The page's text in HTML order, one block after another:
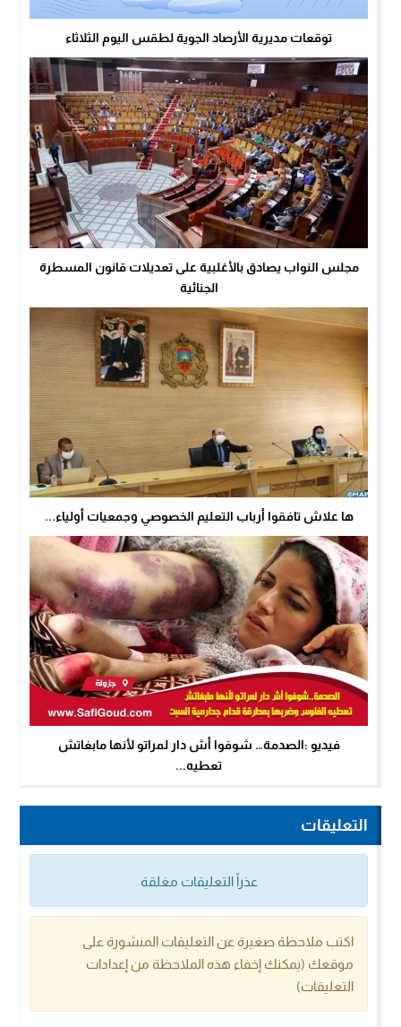
توقعات مديرية الأرصاد الجوية لطقس اليوم الثلاثاء
مجلس النواب يصادق بالأغلبية على تعديلات قانون المسطرة
الجنائية
ها علاش تافقوا أرباب التعليم الخصوصي وجمعيات أولياء...
فيديو :الصدمة… شوفوا أش دار لمراتو لأنها مابغاتش
تعطيه...
التعليقات
عذراً التعليقات مغلقة
اكتب ملاحظة صغيرة عن التعليقات المنشورة على
موقعك (يمكنك إخفاء هذه الملاحظة من إعدادات
التعليقات)